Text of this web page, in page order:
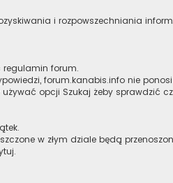
i rozpowszechniania
regulamin forum.
forum.kanabis.info nie
opcji Szukaj żeby sprawdzić
w złym dziale będą